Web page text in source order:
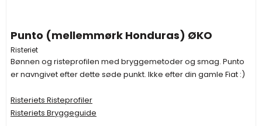
Punto (mellemmørk Honduras) ØKO
Risteriet
Bønnen og risteprofilen med bryggemetoder og smag. Punto
er navngivet efter dette søde punkt. Ikke efter din gamle Fiat :)
Risteriets Risteprofiler
Risteriets Bryggeguide